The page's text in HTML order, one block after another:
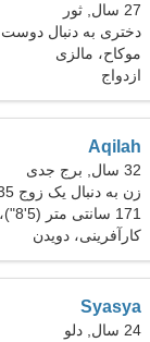
27 سال, ثور
دختری به دنبال
موکاح، مالزی
ازدواج
Aqilah
32 سال, برج جدی
زن به دنبال یک زوج 35-41
کیلوگرم (119 پوند)
کارآفرینی، دویدن
Syasya
24 سال, دلو